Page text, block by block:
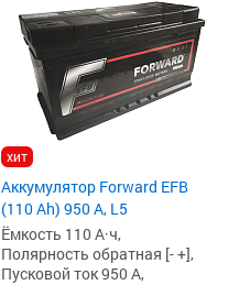
хит
Аккумулятор Forward EFB
(110 Ah) 950 А, L5
Ёмкость 110 А·ч,
Полярность обратная [- +],
Пусковой ток 950 А,